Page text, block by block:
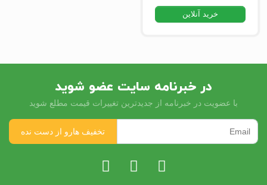
خرید آنلاین
در خبرنامه سایت عضو شوید
با عضویت در خبرنامه از جدیدترین تغییرات قیمت مطلع شوید